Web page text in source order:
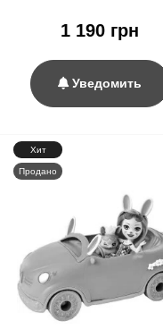
1 190 грн
Уведомить
Хит
Продано